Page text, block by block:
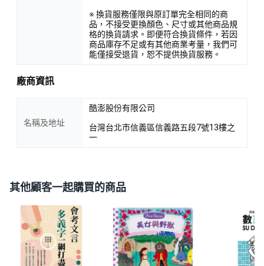
※ 換貨服務僅限與原訂單完全相同的商
品，不接受更換顏色、尺寸或其他商品規
格的換貨請求。即便符合換貨條件，若因
商品庫存不足或有其他商業考量，我們可
能僅接受退貨，恕不提供換貨服務。
廠商資訊
名稱及地址
酷澎股份有限公司
台灣台北市信義區信義路五段7號13樓之
一
其他顧客一起購買的商品